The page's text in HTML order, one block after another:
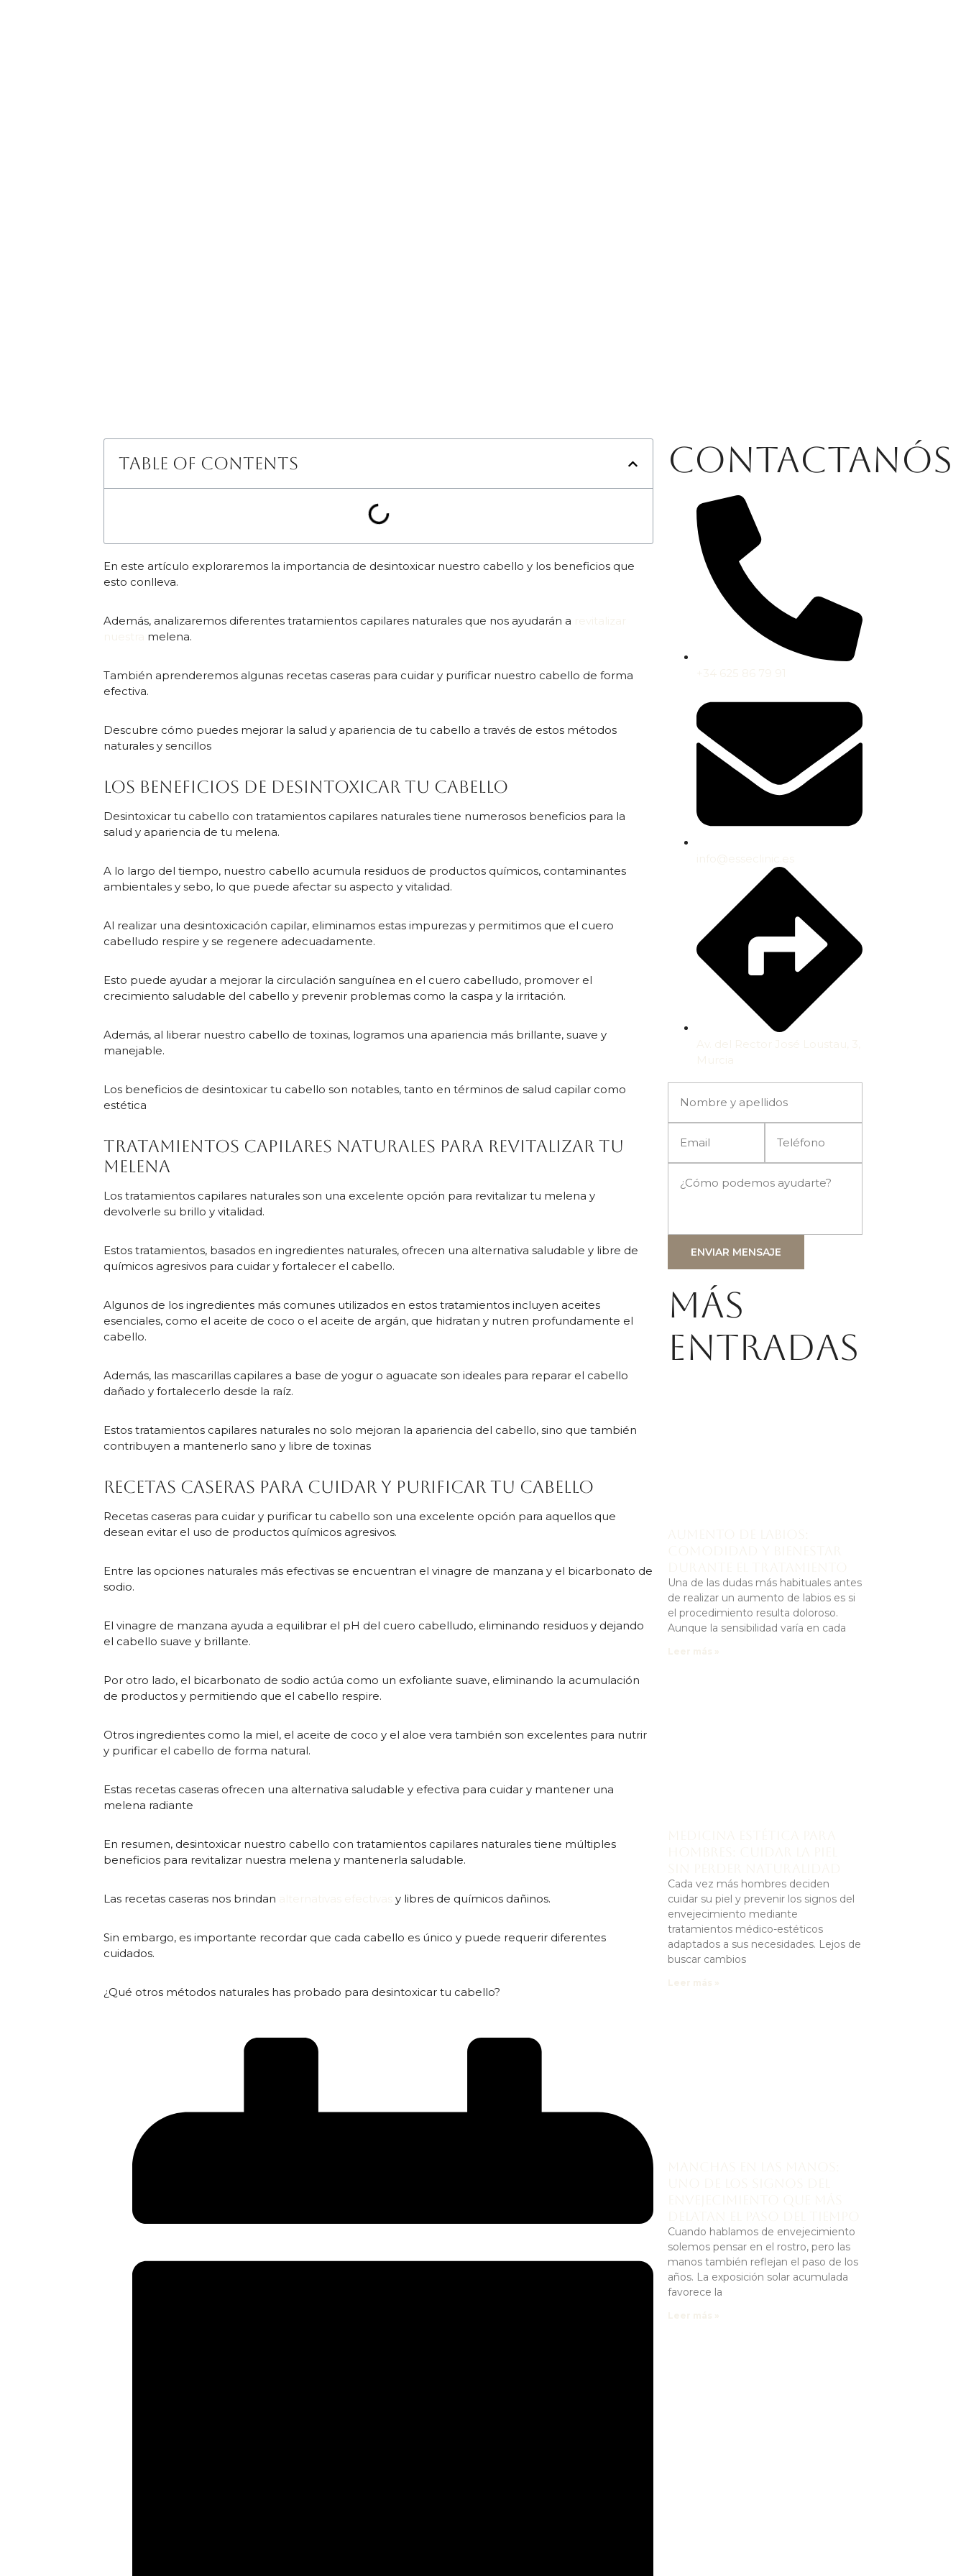
Table of Contents
En este artículo exploraremos la importancia de desintoxicar nuestro cabello y los beneficios que
esto conlleva.
Además, analizaremos diferentes tratamientos capilares naturales que nos ayudarán a
melena.
También aprenderemos algunas recetas caseras para cuidar y purificar nuestro cabello de forma
efectiva.
Descubre cómo puedes mejorar la salud y apariencia de tu cabello a través de estos métodos
naturales y sencillos
Los beneficios de desintoxicar tu cabello
Desintoxicar tu cabello con tratamientos capilares naturales tiene numerosos beneficios para la
salud y apariencia de tu melena.
A lo largo del tiempo, nuestro cabello acumula residuos de productos químicos, contaminantes
ambientales y sebo, lo que puede afectar su aspecto y vitalidad.
Al realizar una desintoxicación capilar, eliminamos estas impurezas y permitimos que el cuero
cabelludo respire y se regenere adecuadamente.
Esto puede ayudar a mejorar la circulación sanguínea en el cuero cabelludo, promover el
crecimiento saludable del cabello y prevenir problemas como la caspa y la irritación.
Además, al liberar nuestro cabello de toxinas, logramos una apariencia más brillante, suave y
manejable.
Los beneficios de desintoxicar tu cabello son notables, tanto en términos de salud capilar como
estética
Tratamientos capilares naturales para revitalizar tu
melena
Los tratamientos capilares naturales son una excelente opción para revitalizar tu melena y
devolverle su brillo y vitalidad.
Estos tratamientos, basados en ingredientes naturales, ofrecen una alternativa saludable y libre de
químicos agresivos para cuidar y fortalecer el cabello.
Algunos de los ingredientes más comunes utilizados en estos tratamientos incluyen aceites
esenciales, como el aceite de coco o el aceite de argán, que hidratan y nutren profundamente el
cabello.
Además, las mascarillas capilares a base de yogur o aguacate son ideales para reparar el cabello
dañado y fortalecerlo desde la raíz.
Estos tratamientos capilares naturales no solo mejoran la apariencia del cabello, sino que también
contribuyen a mantenerlo sano y libre de toxinas
Recetas caseras para cuidar y purificar tu cabello
Recetas caseras para cuidar y purificar tu cabello son una excelente opción para aquellos que
desean evitar el uso de productos químicos agresivos.
Entre las opciones naturales más efectivas se encuentran el vinagre de manzana y el bicarbonato de
sodio.
El vinagre de manzana ayuda a equilibrar el pH del cuero cabelludo, eliminando residuos y dejando
el cabello suave y brillante.
Por otro lado, el bicarbonato de sodio actúa como un exfoliante suave, eliminando la acumulación
de productos y permitiendo que el cabello respire.
Otros ingredientes como la miel, el aceite de coco y el aloe vera también son excelentes para nutrir
y purificar el cabello de forma natural.
Estas recetas caseras ofrecen una alternativa saludable y efectiva para cuidar y mantener una
melena radiante
En resumen, desintoxicar nuestro cabello con tratamientos capilares naturales tiene múltiples
beneficios para revitalizar nuestra melena y mantenerla saludable.
Las recetas caseras nos brindan y libres de químicos dañinos.
Sin embargo, es importante recordar que cada cabello es único y puede requerir diferentes
cuidados.
¿Qué otros métodos naturales has probado para desintoxicar tu cabello?
Contactanós
ENVIAR MENSAJE
Más
entradas
Una de las dudas más habituales antes
de realizar un aumento de labios es si
el procedimiento resulta doloroso.
Aunque la sensibilidad varía en cada
Cada vez más hombres deciden
cuidar su piel y prevenir los signos del
envejecimiento mediante
tratamientos médico-estéticos
adaptados a sus necesidades. Lejos de
buscar cambios
Cuando hablamos de envejecimiento
solemos pensar en el rostro, pero las
manos también reflejan el paso de los
años. La exposición solar acumulada
favorece la